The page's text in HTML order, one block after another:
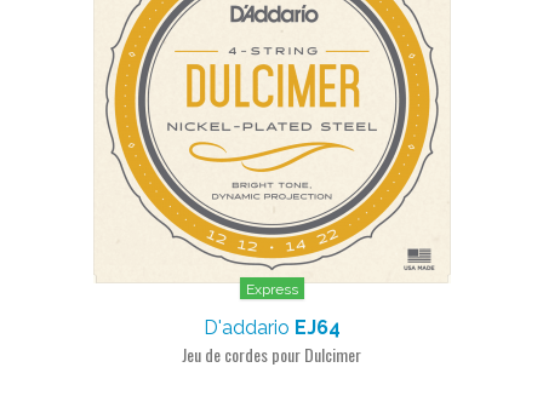
Express
D'addario EJ64
Jeu de cordes pour Dulcimer